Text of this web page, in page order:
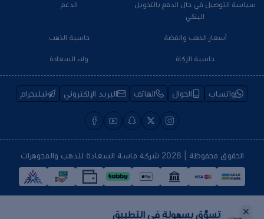
سياسة التوصيل في حال الدفع بالتحويل
البنكي
الدعم
أسعار الذهب والفضة حاسبة الذهب
حاسبة الزكاة ولاء السعادة
واتساب الجوال الهاتف البريد الإلكتروني تيليجرام
الحقوق محفوظة | 2026 شركة ماسة السعادة للذهب والمجوهرات
تسوَّق بسهولة في التطبيق